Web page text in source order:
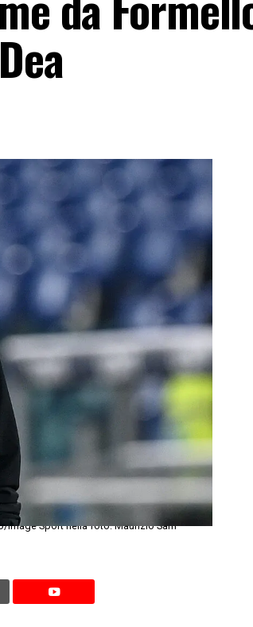
Sport nella foto: Maurizio Sarri